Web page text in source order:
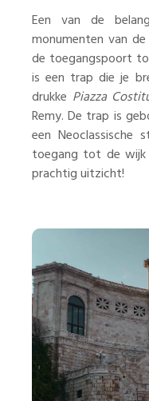
Een van de
monumenten van
de toegangspoort
is een trap die je
drukke Piazza
Remy. De trap is
een Neoclassische
toegang tot de wijk
prachtig uitzicht!